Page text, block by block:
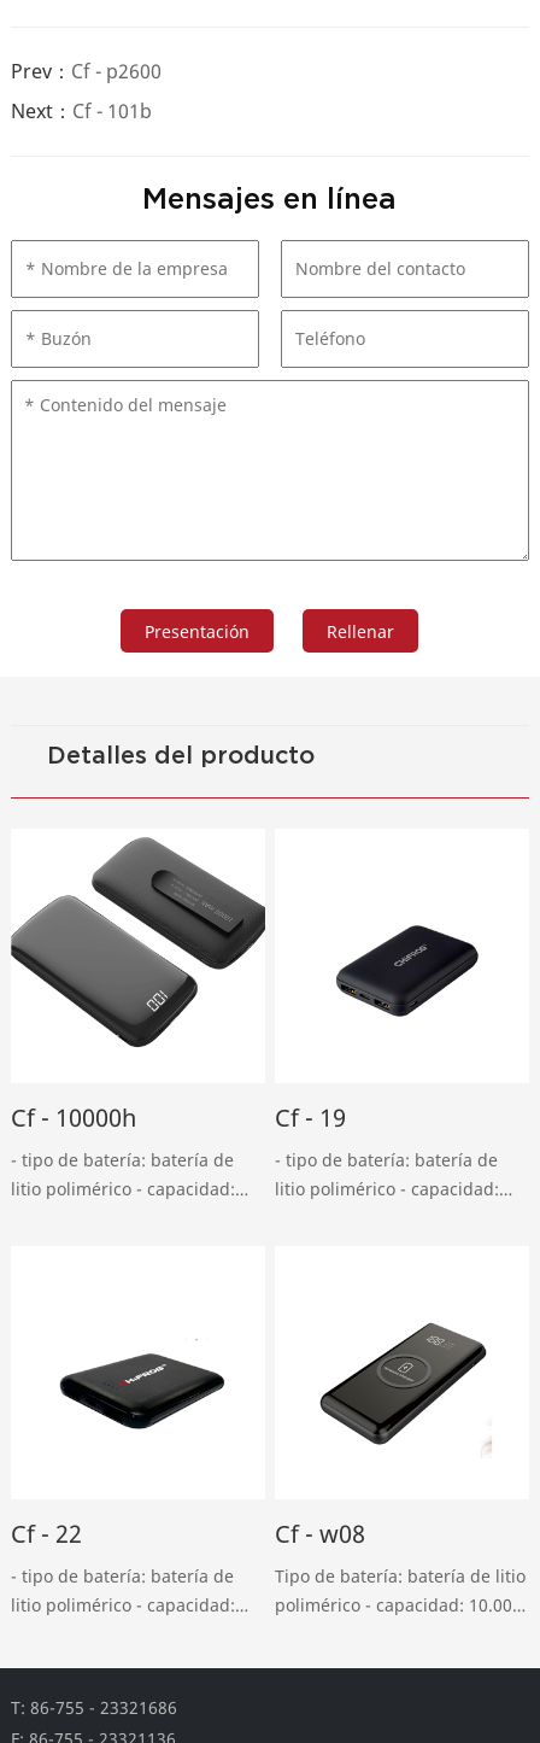
Prev： Cf - p2600
Next： Cf - 101b
Mensajes en línea
Detalles del producto
Cf - 10000h
- tipo de batería: batería de
litio polimérico - capacidad:
Cf - 19
- tipo de batería: batería de
litio polimérico - capacidad:
Cf - 22
- tipo de batería: batería de
litio polimérico - capacidad:
miniatura: DC 5v, 2A - salida
110g - tamaño: L94 * w63.5 *
Cf - w08
Tipo de batería: batería de litio
polimérico - capacidad: 10.000
miniatura: DC 5v, 2a - salida
T: 86-755 - 23321686